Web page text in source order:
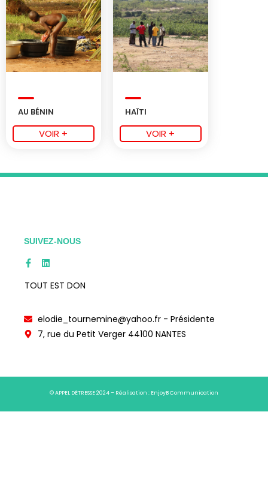
AU BÉNIN
VOIR +
HAÏTI
VOIR +
SUIVEZ-NOUS
TOUT EST DON
elodie_tournemine@yahoo.fr - Présidente
7, rue du Petit Verger 44100 NANTES
© APPEL DÉTRESSE 2024 – Réalisation : EnjoyB Communication